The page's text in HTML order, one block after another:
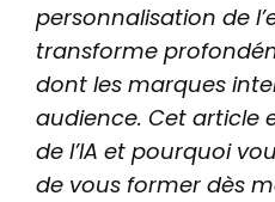
personnalisation de
transforme
dont les marques
audience. Cet article
de l’IA et pourquoi
de vous former dès